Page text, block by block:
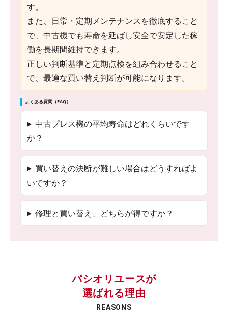
す。
また、日常・定期メンテナンスを徹底すること
で、中古機でも寿命を延ばし安全で安定した稼
働を長期間維持できます。
正しい判断基準と定期点検を組み合わせること
で、最適な買い替え判断が可能になります。
よくある質問（FAQ）
中古プレス機の平均寿命はどれくらいです
か？
買い替えの決断が難しい場合はどうすればよ
いですか？
修理と買い替え、どちらが得ですか？
パシオリユースが
選ばれる理由
REASONS